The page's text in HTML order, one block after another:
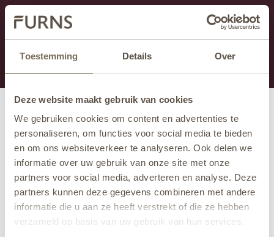
Toestemming Details Over
Deze website maakt gebruik van cookies
We gebruiken cookies om content en advertenties te
personaliseren, om functies voor social media te bieden
en om ons websiteverkeer te analyseren. Ook delen we
informatie over uw gebruik van onze site met onze
partners voor social media, adverteren en analyse. Deze
partners kunnen deze gegevens combineren met andere
informatie die u aan ze heeft verstrekt of die ze hebben
verzameld op basis van uw gebruik van hun services.
Cette section est actuellement en maintenance.
Si vous manquez des informations, vous pouvez nous
appeler au +31 413 395 295 ou nous envoyer un e-